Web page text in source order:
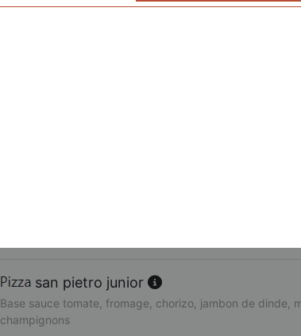
fruits de mer junior
san pietro junior
Base sauce tomate, fromage, chorizo, jambon de dinde,
champignons